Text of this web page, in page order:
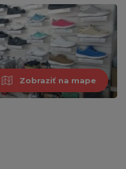
Zobraziť na mape